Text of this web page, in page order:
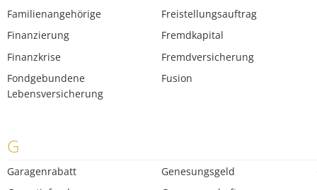
Familienangehörige
Finanzierung
Finanzkrise
Fondgebundene
Lebensversicherung
Freistellungsauftrag
Fremdkapital
Fremdversicherung
Fusion
G
Garagenrabatt
Genesungsgeld